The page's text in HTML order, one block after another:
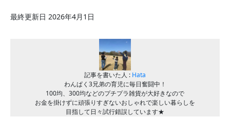
最終更新日 2026年4月1日
記事を書いた人 : Hata
わんぱく3兄弟の育児に毎日奮闘中！
100均、300均などのプチプラ雑貨が大好きなので
お金を掛けずに頑張りすぎないおしゃれで楽しい暮らしを
目指して日々試行錯誤しています★